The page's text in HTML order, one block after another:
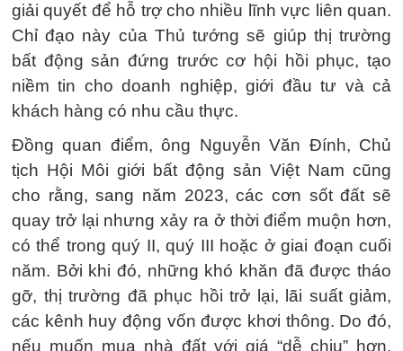
giải quyết để hỗ trợ cho nhiều lĩnh vực liên quan.
Chỉ đạo này của Thủ tướng sẽ giúp thị trường
bất động sản đứng trước cơ hội hồi phục, tạo
niềm tin cho doanh nghiệp, giới đầu tư và cả
khách hàng có nhu cầu thực.
Đồng quan điểm, ông Nguyễn Văn Đính, Chủ
tịch Hội Môi giới bất động sản Việt Nam cũng
cho rằng, sang năm 2023, các cơn sốt đất sẽ
quay trở lại nhưng xảy ra ở thời điểm muộn hơn,
có thể trong quý II, quý III hoặc ở giai đoạn cuối
năm. Bởi khi đó, những khó khăn đã được tháo
gỡ, thị trường đã phục hồi trở lại, lãi suất giảm,
các kênh huy động vốn được khơi thông. Do đó,
nếu muốn mua nhà đất với giá “dễ chịu” hơn,